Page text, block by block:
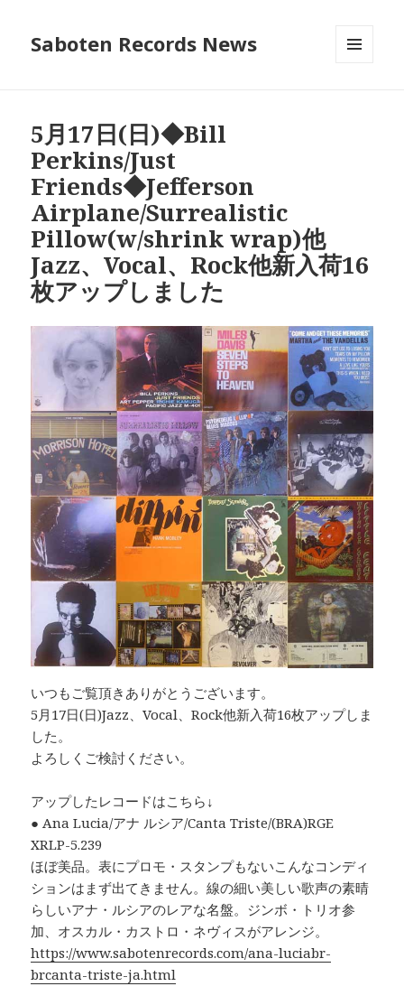
Saboten Records News
5月17日(日)◆Bill
Perkins/Just
Friends◆Jefferson
Airplane/Surrealistic
Pillow(w/shrink wrap)他
Jazz、Vocal、Rock他新入荷16
枚アップしました
いつもご覧頂きありがとうございます。
5月17日(日)Jazz、Vocal、Rock他新入荷16枚アップしま
した。
よろしくご検討ください。
アップしたレコードはこちら↓
● Ana Lucia/アナ ルシア/Canta Triste/(BRA)RGE
XRLP-5.239
ほぼ美品。表にプロモ・スタンプもないこんなコンディ
ションはまず出てきません。線の細い美しい歌声の素晴
らしいアナ・ルシアのレアな名盤。ジンボ・トリオ参
加、オスカル・カストロ・ネヴィスがアレンジ。
https://www.sabotenrecords.com/ana-luciabr-
brcanta-triste-ja.html